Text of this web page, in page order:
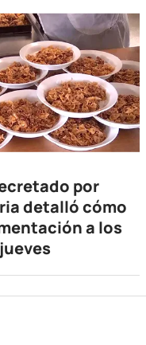
por
detalló cómo
a los